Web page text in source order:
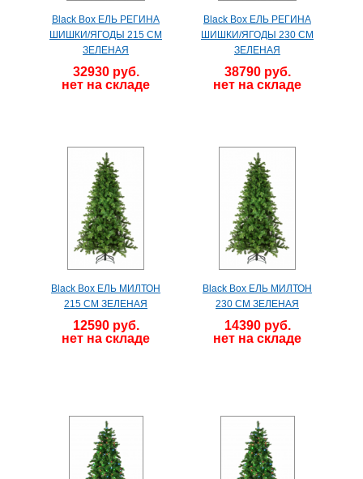
Black Box ЕЛЬ РЕГИНА
ШИШКИ/ЯГОДЫ 215 СМ
ЗЕЛЕНАЯ
32930 руб.
нет на складе
Black Box ЕЛЬ РЕГИНА
ШИШКИ/ЯГОДЫ 230 СМ
ЗЕЛЕНАЯ
38790 руб.
нет на складе
Black Box ЕЛЬ МИЛТОН
215 СМ ЗЕЛЕНАЯ
12590 руб.
нет на складе
Black Box ЕЛЬ МИЛТОН
230 СМ ЗЕЛЕНАЯ
14390 руб.
нет на складе